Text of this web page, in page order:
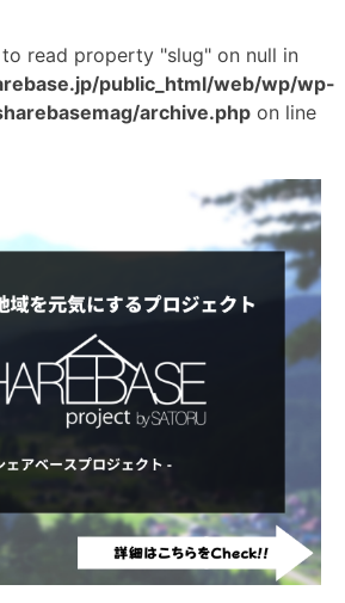
read property "slug" on null in
public_html/web/wp/wp-
archive.php on line